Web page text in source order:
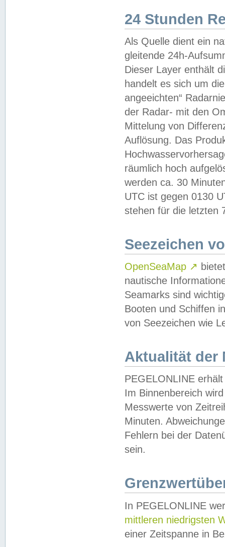
24 Stunden
Als Quelle dient ein
gleitende 24h-
Dieser Layer enthält
handelt es sich um
angeeichten“
der Radar- mit den
Mittelung von
Auflösung. Das
räumlich hoch
werden ca. 30
UTC ist gegen 0130
stehen für die letzten
Seezeichen
OpenSeaMap ↗
nautische
Seamarks sind
Booten und Schiffen
von Seezeichen wie
Aktualität der
PEGELONLINE
Im Binnenbereich
Messwerte von
Minuten.
Fehlern bei der
sein.
In PEGELONLINE
mittleren niedrigsten
einer Zeitspanne in